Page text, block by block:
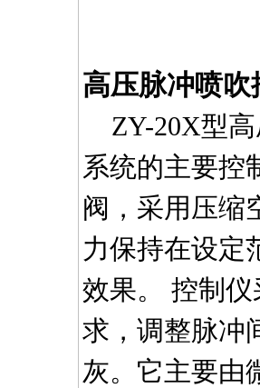
高压脉冲喷吹
ZY-20X型高
系统的主要控
阀，采用压缩
力保持在设定
效果。 控制
求，调整脉冲
灰。它主要由